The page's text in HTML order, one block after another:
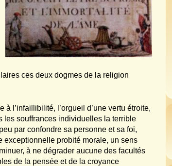
ces deux dogmes de la religion
l’infaillibilité, l’orgueil d’une vertu étroite,
les souffrances individuelles la terrible
par confondre sa personne et sa foi,
exceptionnelle probité morale, un sens
à ne dégrader aucune des facultés
de la pensée et de la croyance